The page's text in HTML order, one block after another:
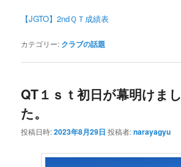
【JGTO】2ndＱＴ成績表
カテゴリー: クラブの話題
QT１ｓｔ初日が幕明けまし
た。
投稿日時:2023年8月29日 投稿者:narayagyu